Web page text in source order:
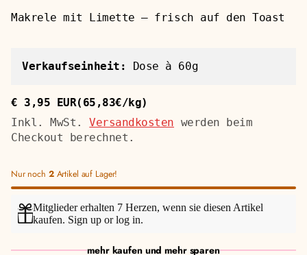
Makrele mit Limette — frisch auf den Toast
Verkaufseinheit: Dose à 60g
Regulärer
Preis
€ 3,95 EUR
Stückpreis(65,83€/kg)
Inkl. MwSt.Versandkosten werden beim
Checkout berechnet.
Nur noch 2Artikel auf Lager!
Mitglieder erhalten 7 Herzen, wenn sie diesen Artikel
kaufen. Sign up orlog in.
mehr kaufen und mehr sparen